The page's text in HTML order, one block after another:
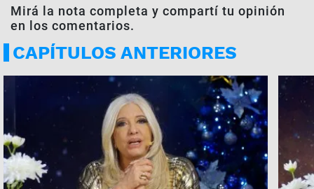
Mirá la nota completa y compartí tu opinión
en los comentarios.
CAPÍTULOS ANTERIORES